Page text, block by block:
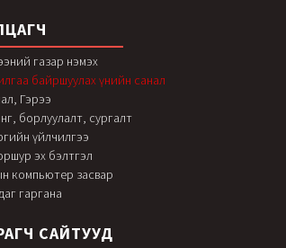
газар нэмэх
байршуулах үнийн санал
Гэрээ
борлуулалт, сургалт
үйлчилгээ
эх бэлтгэл
компьютер засвар
гаргана
САЙТУУД